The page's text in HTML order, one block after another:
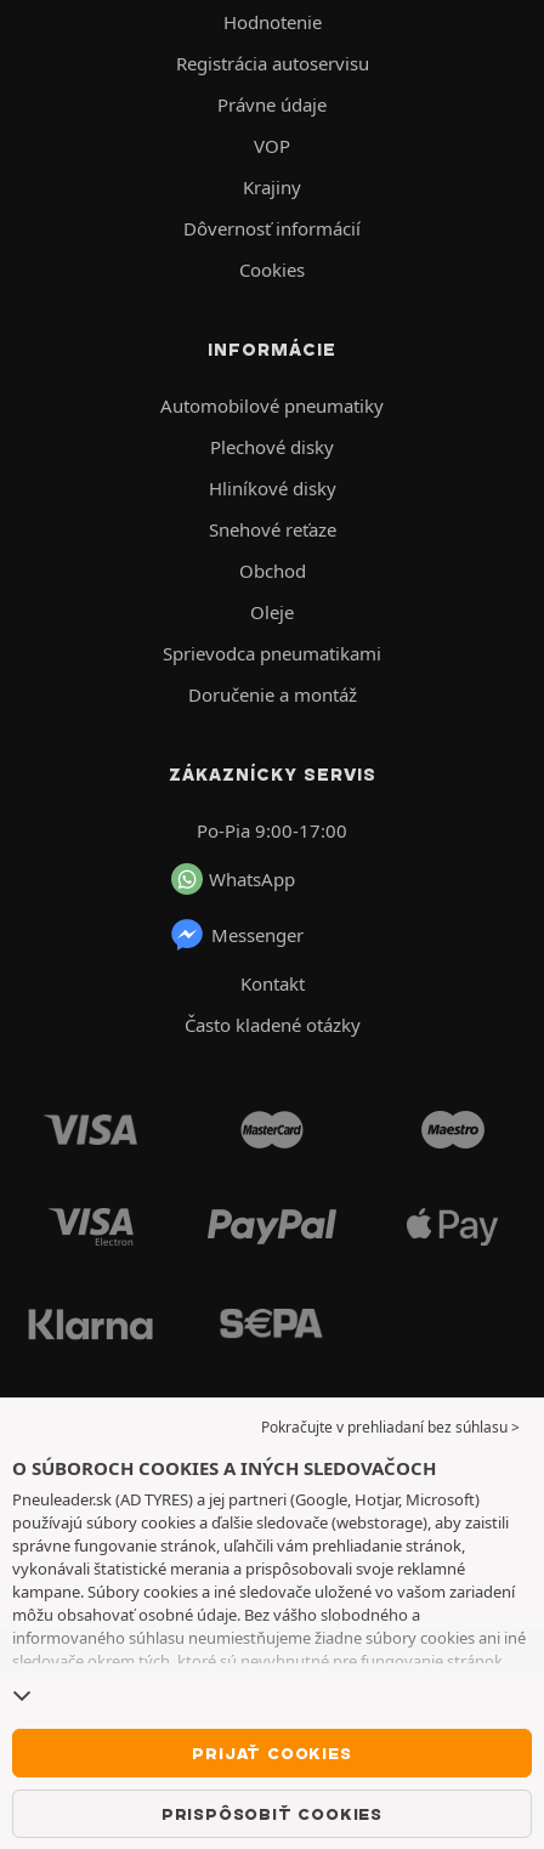
Hodnotenie
Registrácia autoservisu
Právne údaje
VOP
Krajiny
Dôvernosť informácií
Cookies
INFORMÁCIE
Automobilové pneumatiky
Plechové disky
Hliníkové disky
Snehové reťaze
Obchod
Oleje
Sprievodca pneumatikami
Doručenie a montáž
ZÁKAZNÍCKY SERVIS
Po-Pia 9:00-17:00
WhatsApp
Messenger
Kontakt
Často kladené otázky
Pokračujte v prehliadaní bez súhlasu >
O SÚBOROCH COOKIES A INÝCH SLEDOVAČOCH
Pneuleader.sk (AD TYRES) a jej partneri (Google, Hotjar, Microsoft)
používajú súbory cookies a ďalšie sledovače (webstorage), aby zaistili
správne fungovanie stránok, uľahčili vám prehliadanie stránok,
vykonávali štatistické merania a prispôsobovali svoje reklamné
kampane. Súbory cookies a iné sledovače uložené vo vašom zariadení
môžu obsahovať osobné údaje. Bez vášho slobodného a
informovaného súhlasu neumiestňujeme žiadne súbory cookies ani iné
sledovače okrem tých, ktoré sú nevyhnutné pre fungovanie stránok.
odvolať tak, že prejdete na
rozhodnúť pokračovať v prehliadaní bez súhlasu s ukladaním súborov
cookies alebo iných sledovačov. Ich odmietnutie nebráni prístupu k
službám. Ak chcete získať ďalšie informácie, pozrite sistránku so
súbormi cookies a ďalšími sledovačmi
PRIJAŤ COOKIES
PRISPÔSOBIŤ COOKIES